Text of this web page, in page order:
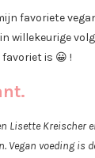
favoriete
willekeurige
is 😀 !
Lisette Kreischer
Vegan voeding is